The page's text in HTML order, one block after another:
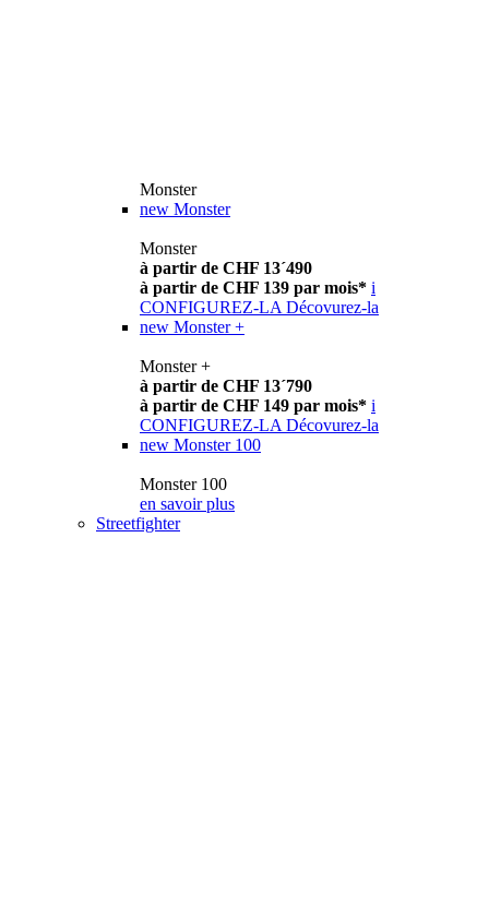
Monster
new Monster
Monster
à partir de CHF 13´490
à partir de CHF 139 par mois* i
CONFIGUREZ-LA Décovurez-la
new Monster +
Monster +
à partir de CHF 13´790
à partir de CHF 149 par mois* i
CONFIGUREZ-LA Décovurez-la
new Monster 100
Monster 100
en savoir plus
Streetfighter